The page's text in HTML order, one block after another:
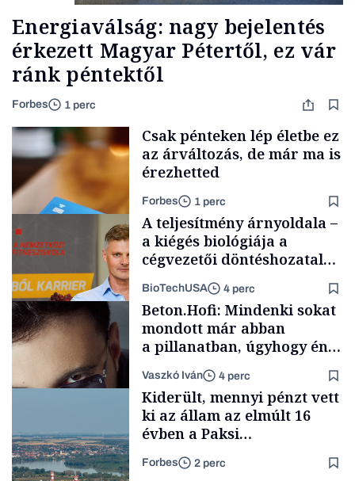
Energiaválság: nagy bejelentés
érkezett Magyar Pétertől, ez vár
ránk péntektől
Forbes 1 perc
Autó
Csak pénteken lép életbe ez
az árváltozás, de már ma is
érezhetted
Forbes 1 perc
Content Lab HUB
A teljesítmény árnyoldala –
a kiégés biológiája a
cégvezetői döntéshozatal
BioTechUSA 4 perc
Forbes-sztori
Beton.Hofi: Mindenki sokat
mondott már abban
a pillanatban, úgyhogy én
a legsarkosabb
gondolataimat akartam
kimondani
Vaszkó Iván 4 perc
Kiderült, mennyi pénzt vett
ki az állam az elmúlt 16
évben a Paksi
Atomerőműből
Forbes 2 perc